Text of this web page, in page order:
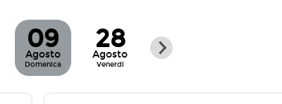
09
Agosto
Domenica
28
Agosto
Venerdì